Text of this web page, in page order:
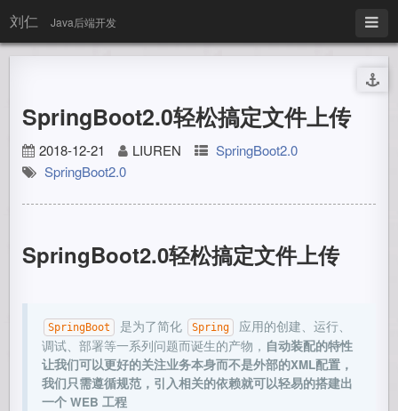
刘仁 Java后端开发
SpringBoot2.0轻松搞定文件上传
2018-12-21 LIUREN
SpringBoot2.0
SpringBoot2.0
SpringBoot2.0轻松搞定文件上传
SpringBoot 是为了简化 Spring
应用的创建、运行、
调试、部署等一系列问题而诞生的产物， 自动装配的特性
让我们可以更好的关注业务本身而不是外部的XML配置，
我们只需遵循规范，引入相关的依赖就可以轻易的搭建出
一个 WEB 工程